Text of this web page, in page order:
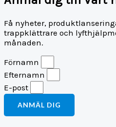
Få nyheter,
trappklättrare och
månaden.
Förnamn
Efternamn
E-post
ANMÄL DIG